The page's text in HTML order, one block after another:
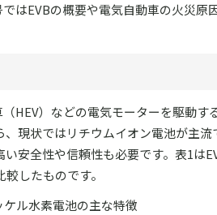
はEVBの概要や電気自動車の火災原
HEV）などの電気モーターを駆動す
現状ではリチウムイオン電池が主流
安全性や信頼性も必要です。表1は
したものです。
ル水素電池の主な特徴